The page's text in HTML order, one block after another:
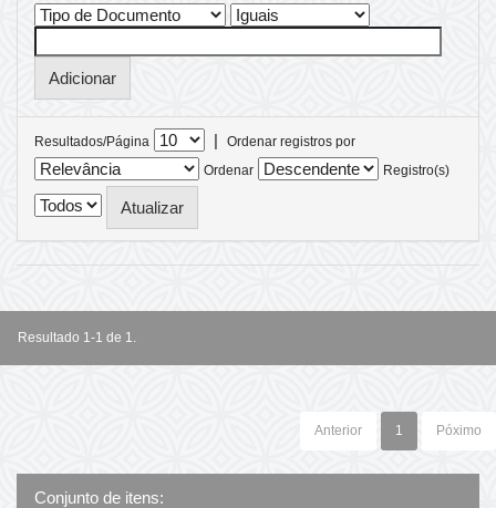
Resultados/Página |
Ordenar registros por
Ordenar
Registro(s)
Resultado 1-1 de 1.
Anterior 1 Póximo
Conjunto de itens: